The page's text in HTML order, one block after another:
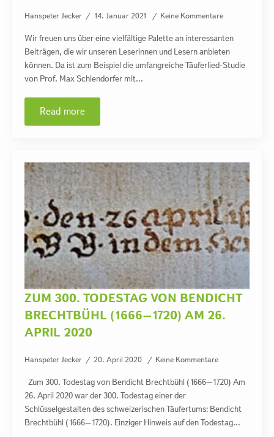
Hanspeter Jecker 14. Januar 2021 Keine Kommentare
Wir freuen uns über eine vielfältige Palette an interessanten
Beiträgen, die wir unseren Leserinnen und Lesern anbieten
können. Da ist zum Beispiel die umfangreiche Täuferlied-Studie
von Prof. Max Schiendorfer mit…
Read more
ZUM 300. TODESTAG VON BENDICHT
BRECHTBÜHL (1666–1720) AM 26.
APRIL 2020
Hanspeter Jecker 20. April 2020 Keine Kommentare
Zum 300. Todestag von Bendicht Brechtbühl (1666–1720) Am
26. April 2020 war der 300. Todestag einer der
Schlüsselgestalten des schweizerischen Täufertums: Bendicht
Brechtbühl (1666–1720). Einziger Hinweis auf den Todestag…